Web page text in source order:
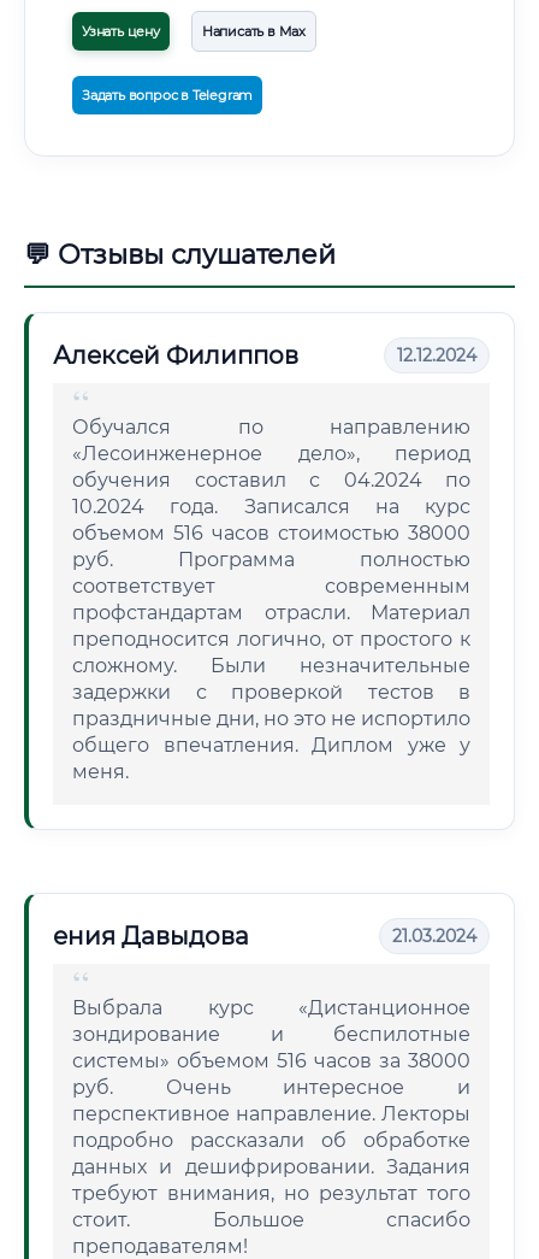
Узнать цену Написать в Max
Задать вопрос в Telegram
💬 Отзывы слушателей
Алексей Филиппов 12.12.2024
Обучался по направлению
«Лесоинженерное дело», период
обучения составил с 04.2024 по
10.2024 года. Записался на курс
объемом 516 часов стоимостью 38000
руб. Программа полностью
соответствует современным
профстандартам отрасли. Материал
преподносится логично, от простого к
сложному. Были незначительные
задержки с проверкой тестов в
праздничные дни, но это не испортило
общего впечатления. Диплом уже у
меня.
ения Давыдова 21.03.2024
Выбрала курс «Дистанционное
зондирование и беспилотные
системы» объемом 516 часов за 38000
руб. Очень интересное и
перспективное направление. Лекторы
подробно рассказали об обработке
данных и дешифрировании. Задания
требуют внимания, но результат того
стоит. Большое спасибо
преподавателям!